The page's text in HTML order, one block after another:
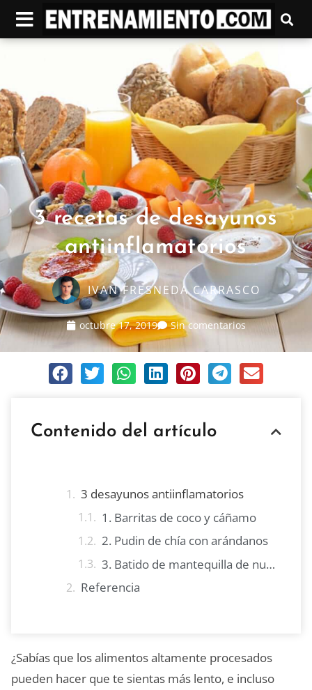
3 recetas de desayunos
antiinflamatorios
IVAN FRESNEDA CARRASCO
octubre 17, 2019 Sin comentarios
Contenido del artículo
3 desayunos antiinflamatorios
1. Barritas de coco y cáñamo
2. Pudin de chía con arándanos
3. Batido de mantequilla de nuez y chocolate
Referencia
¿Sabías que los alimentos altamente procesados ​​
pueden hacer que te sientas más lento, e incluso